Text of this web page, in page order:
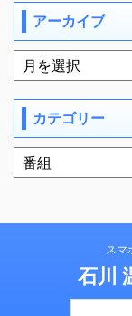
アーカイブ
カテゴリー
スマ
石川